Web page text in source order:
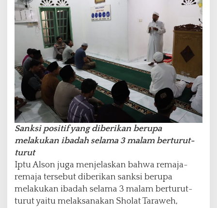
Sanksi positif yang diberikan berupa
melakukan ibadah selama 3 malam berturut-
turut
Iptu Alson juga menjelaskan bahwa remaja-
remaja tersebut diberikan sanksi berupa
melakukan ibadah selama 3 malam berturut-
turut yaitu melaksanakan Sholat Taraweh,